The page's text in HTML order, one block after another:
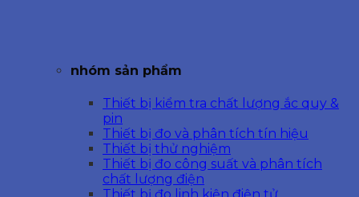
nhóm sản phẩm
Thiết bị kiểm tra chất lượng ắc quy &
pin
Thiết bị đo và phân tích tín hiệu
Thiết bị thử nghiệm
Thiết bị đo công suất và phân tích
chất lượng điện
Thiết bị đo linh kiện điện tử